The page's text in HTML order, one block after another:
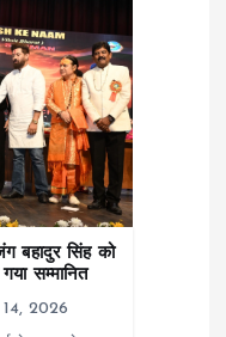
बहादुर सिंह को
सम्मानित
2026